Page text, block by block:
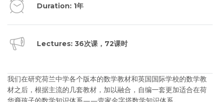
Duration: 1年
Lectures: 36次课，72课时
我们在研究荷兰中学各个版本的数学教材和英国国际学校的数学教
材之后，根据主流的几套教材，加以融合，自编一套更加适合在荷